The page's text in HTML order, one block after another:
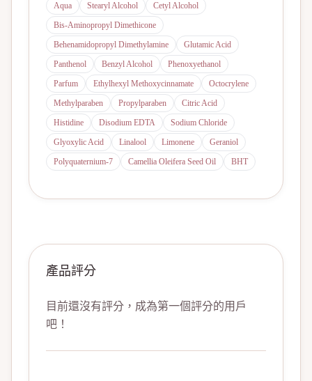
Aqua Stearyl Alcohol
Cetyl Alcohol
Bis-Aminopropyl Dimethicone
Behenamidopropyl Dimethylamine
Glutamic Acid
Panthenol
Benzyl Alcohol
Phenoxyethanol
Parfum
Ethylhexyl Methoxycinnamate
Octocrylene
Methylparaben
Propylparaben
Citric Acid
Histidine
Disodium EDTA
Sodium Chloride
Glyoxylic Acid
Linalool Limonene
Geraniol
Polyquaternium-7
Camellia Oleifera Seed Oil BHT
產品評分
目前還沒有評分，成為第一個評分的用戶
吧！